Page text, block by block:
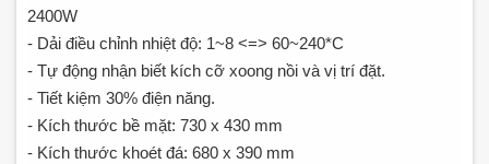
2400W
- Dải điều chỉnh nhiệt độ: 1~8 <=> 60~240*C
- Tự động nhận biết kích cỡ xoong nồi và vị trí đặt.
- Tiết kiệm 30% điện năng.
- Kích thước bề mặt: 730 x 430 mm
- Kích thước khoét đá: 680 x 390 mm